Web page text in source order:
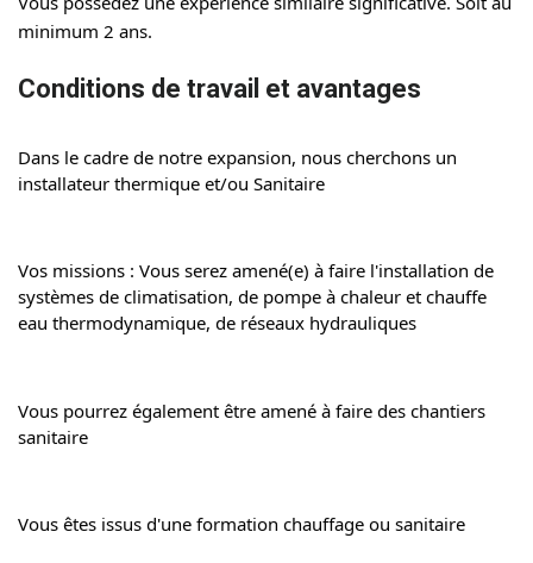
minimum 2 ans.
Conditions de travail et avantages
Dans le cadre de notre expansion, nous cherchons un
installateur thermique et/ou Sanitaire
Vos missions : Vous serez amené(e) à faire l'installation de
systèmes de climatisation, de pompe à chaleur et chauffe
eau thermodynamique, de réseaux hydrauliques
Vous pourrez également être amené à faire des chantiers
sanitaire
Vous êtes issus d'une formation chauffage ou sanitaire